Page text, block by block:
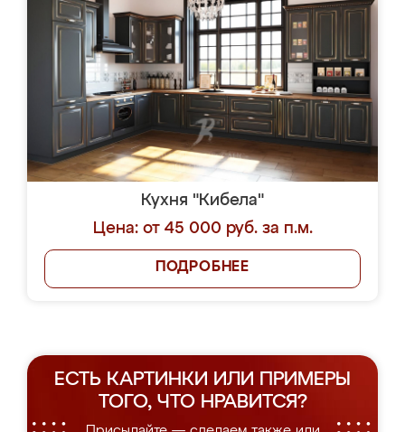
Кухня "Кибела"
Цена: от 45 000 руб. за п.м.
ПОДРОБНЕЕ
ЕСТЬ КАРТИНКИ ИЛИ ПРИМЕРЫ
ТОГО, ЧТО НРАВИТСЯ?